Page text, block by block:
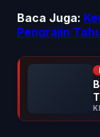
Baca Juga:
Pengrajin